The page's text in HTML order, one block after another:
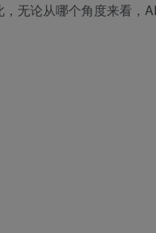
无论从哪个角度来看，